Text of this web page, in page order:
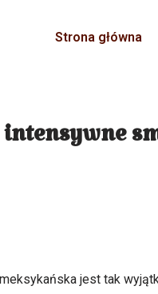
Strona główna
jest tak